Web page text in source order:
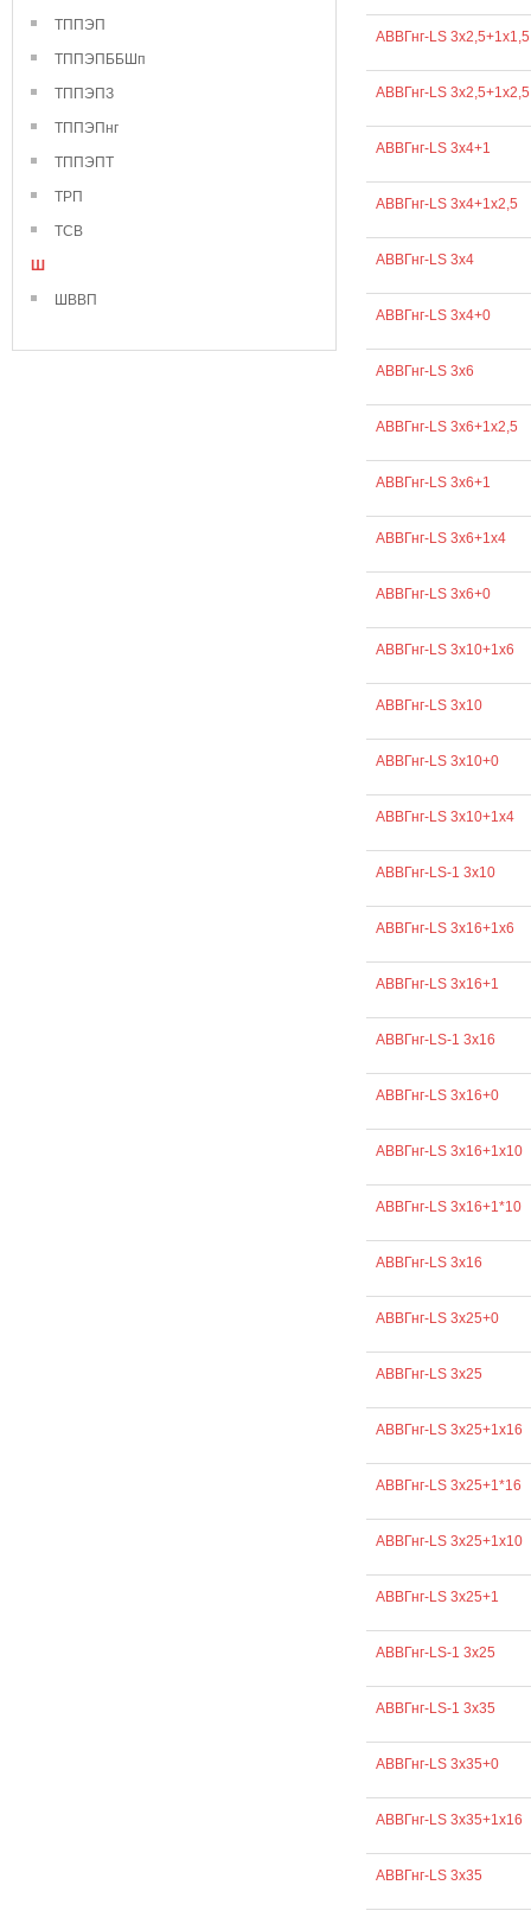
ТППЭП
ТППЭПББШп
ТППЭПЗ
ТППЭПнг
ТППЭПТ
ТРП
ТСВ
Ш
ШВВП
АВВГнг-LS 3х2,5+1х1,5
АВВГнг-LS 3х2,5+1х2,5
АВВГнг-LS 3х4+1
АВВГнг-LS 3х4+1х2,5
АВВГнг-LS 3х4
АВВГнг-LS 3х4+0
АВВГнг-LS 3х6
АВВГнг-LS 3х6+1х2,5
АВВГнг-LS 3х6+1
АВВГнг-LS 3х6+1х4
АВВГнг-LS 3х6+0
АВВГнг-LS 3х10+1х6
АВВГнг-LS 3х10
АВВГнг-LS 3х10+0
АВВГнг-LS 3х10+1х4
АВВГнг-LS-1 3х10
АВВГнг-LS 3х16+1х6
АВВГнг-LS 3х16+1
АВВГнг-LS-1 3х16
АВВГнг-LS 3х16+0
АВВГнг-LS 3х16+1х10
АВВГнг-LS 3х16+1*10
АВВГнг-LS 3х16
АВВГнг-LS 3х25+0
АВВГнг-LS 3х25
АВВГнг-LS 3х25+1х16
АВВГнг-LS 3х25+1*16
АВВГнг-LS 3х25+1х10
АВВГнг-LS 3х25+1
АВВГнг-LS-1 3х25
АВВГнг-LS-1 3х35
АВВГнг-LS 3х35+0
АВВГнг-LS 3х35+1х16
АВВГнг-LS 3х35